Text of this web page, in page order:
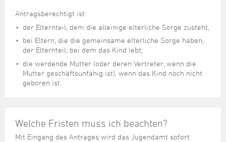
Städtische Dienststellen
Telefonverzeichnis
Städtepartnerschaften
Stadtpark
Tag des offenen Denkmals
Veranstaltungsorte
Antragsberechtigt ist
der Elternteil, dem die alleinige elterliche Sorge zusteht,
bei Eltern, die die gemeinsame elterliche Sorge haben,
der Elternteil, bei dem das Kind lebt,
die werdende Mutter (oder deren Vertreter, wenn die
Mutter geschäftsunfähig ist), wenn das Kind noch nicht
geboren ist.
Welche Fristen muss ich beachten?
Mit Eingang des Antrages wird das Jugendamt sofort